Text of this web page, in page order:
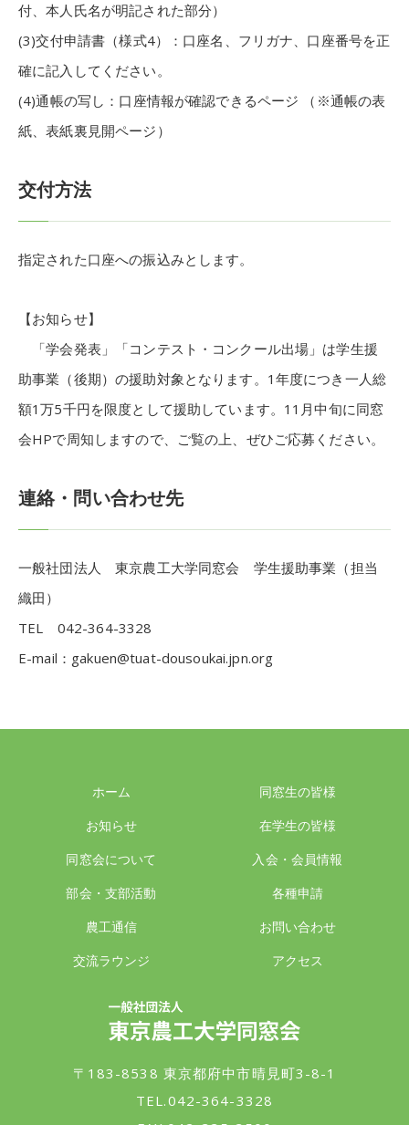
付、本人氏名が明記された部分）
(3)交付申請書（様式4）：口座名、フリガナ、口座番号を正
確に記入してください。
(4)通帳の写し：口座情報が確認できるページ （※通帳の表
紙、表紙裏見開ページ）
交付方法
指定された口座への振込みとします。
【お知らせ】
「学会発表」「コンテスト・コンクール出場」は学生援
助事業（後期）の援助対象となります。1年度につき一人総
額1万5千円を限度として援助しています。11月中旬に同窓
会HPで周知しますので、ご覧の上、ぜひご応募ください。
連絡・問い合わせ先
一般社団法人 東京農工大学同窓会 学生援助事業（担当
織田）
TEL 042-364-3328
E-mail：gakuen@tuat-dousoukai.jpn.org
ホーム
お知らせ
同窓会について
部会・支部活動
農工通信
交流ラウンジ
同窓生の皆様
在学生の皆様
入会・会員情報
各種申請
お問い合わせ
アクセス
〒183-8538 東京都府中市晴見町3-8-1
TEL.042-364-3328